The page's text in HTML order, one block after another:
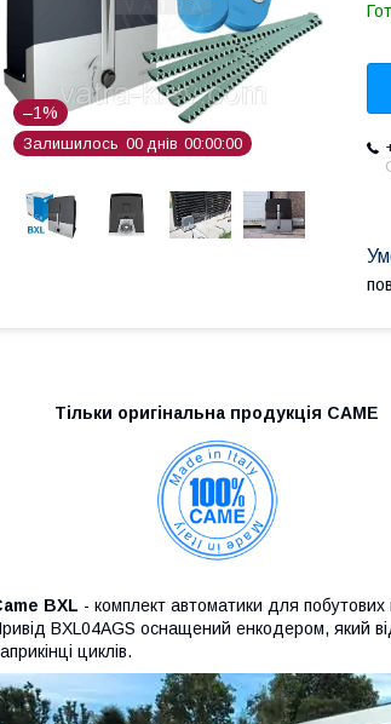
–1%
Залишилось 00 днів 00 00 00
Тільки оригінальна продукція САМЕ
BXL - комплект автоматики для
BXL04AGS оснащений енкодером, який
циклів.